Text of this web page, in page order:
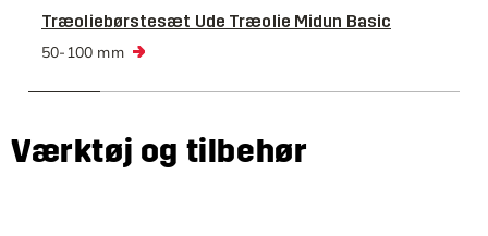
Træoliebørstesæt Ude Træolie Midun Basic
50-100 mm
Værktøj og tilbehør